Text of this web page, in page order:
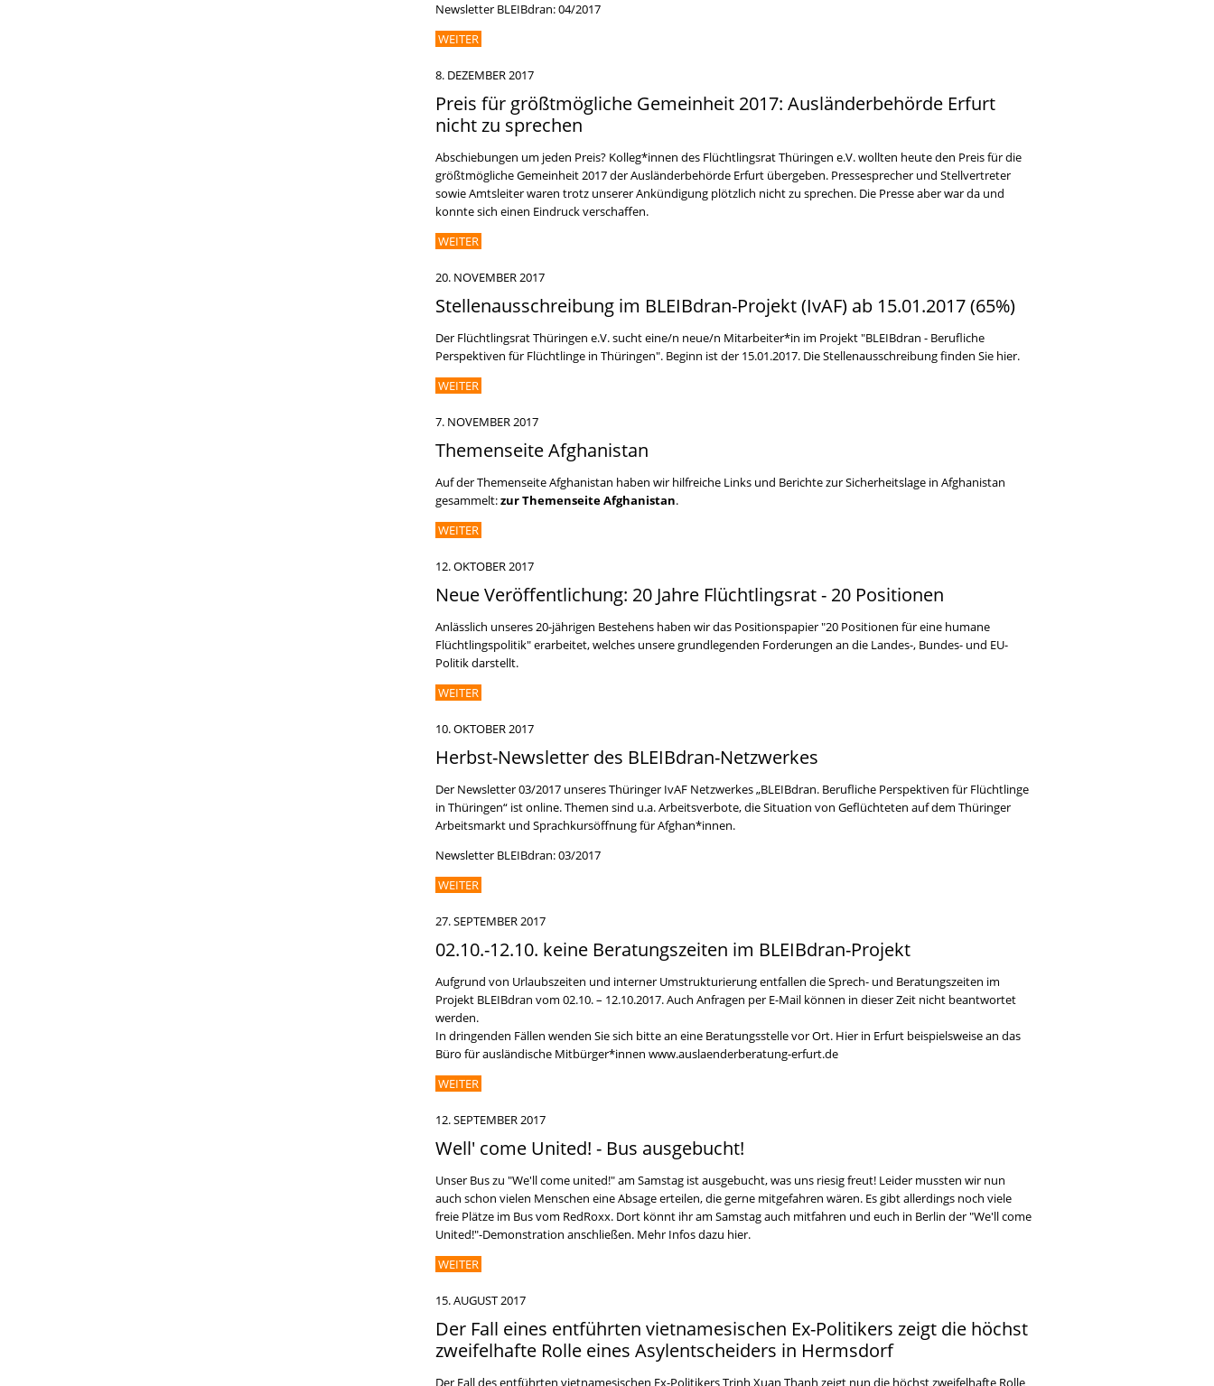
Newsletter BLEIBdran: 04/2017
WEITER
8. DEZEMBER 2017
Preis für größtmögliche Gemeinheit 2017: Ausländerbehörde Erfurt
nicht zu sprechen
Abschiebungen um jeden Preis? Kolleg*innen des Flüchtlingsrat Thüringen e.V. wollten heute den Preis für die
größtmögliche Gemeinheit 2017 der Ausländerbehörde Erfurt übergeben. Pressesprecher und Stellvertreter
sowie Amtsleiter waren trotz unserer Ankündigung plötzlich nicht zu sprechen. Die Presse aber war da und
konnte sich einen Eindruck verschaffen.
WEITER
20. NOVEMBER 2017
Stellenausschreibung im BLEIBdran-Projekt (IvAF) ab 15.01.2017 (65%)
Der Flüchtlingsrat Thüringen e.V. sucht eine/n neue/n Mitarbeiter*in im Projekt "BLEIBdran - Berufliche
Perspektiven für Flüchtlinge in Thüringen". Beginn ist der 15.01.2017. Die Stellenausschreibung finden Sie hier.
WEITER
7. NOVEMBER 2017
Themenseite Afghanistan
Auf der Themenseite Afghanistan haben wir hilfreiche Links und Berichte zur Sicherheitslage in Afghanistan
gesammelt:zur Themenseite Afghanistan.
WEITER
12. OKTOBER 2017
Neue Veröffentlichung: 20 Jahre Flüchtlingsrat - 20 Positionen
Anlässlich unseres 20-jährigen Bestehens haben wir das Positionspapier "20 Positionen für eine humane
Flüchtlingspolitik" erarbeitet, welches unsere grundlegenden Forderungen an die Landes-, Bundes- und EU-
Politik darstellt.
WEITER
10. OKTOBER 2017
Herbst-Newsletter des BLEIBdran-Netzwerkes
Der Newsletter 03/2017 unseres Thüringer IvAF Netzwerkes „BLEIBdran. Berufliche Perspektiven für Flüchtlinge
in Thüringen“ ist online. Themen sind u.a. Arbeitsverbote, die Situation von Geflüchteten auf dem Thüringer
Arbeitsmarkt und Sprachkursöffnung für Afghan*innen.
Newsletter BLEIBdran: 03/2017
WEITER
27. SEPTEMBER 2017
02.10.-12.10. keine Beratungszeiten im BLEIBdran-Projekt
Aufgrund von Urlaubszeiten und interner Umstrukturierung entfallen die Sprech- und Beratungszeiten im
Projekt BLEIBdran vom 02.10. – 12.10.2017. Auch Anfragen per E-Mail können in dieser Zeit nicht beantwortet
werden.
In dringenden Fällen wenden Sie sich bitte an eine Beratungsstelle vor Ort. Hier in Erfurt beispielsweise an das
Büro für ausländische Mitbürger*innen www.auslaenderberatung-erfurt.de
WEITER
12. SEPTEMBER 2017
Well' come United! - Bus ausgebucht!
Unser Bus zu "We'll come united!" am Samstag ist ausgebucht, was uns riesig freut! Leider mussten wir nun
auch schon vielen Menschen eine Absage erteilen, die gerne mitgefahren wären. Es gibt allerdings noch viele
freie Plätze im Bus vom RedRoxx. Dort könnt ihr am Samstag auch mitfahren und euch in Berlin der "We'll come
United!"-Demonstration anschließen. Mehr Infos dazu hier.
WEITER
15. AUGUST 2017
Der Fall eines entführten vietnamesischen Ex-Politikers zeigt die höchst
zweifelhafte Rolle eines Asylentscheiders in Hermsdorf
Der Fall des entführten vietnamesischen Ex-Politikers Trinh Xuan Thanh zeigt nun die höchst zweifelhafte Rolle